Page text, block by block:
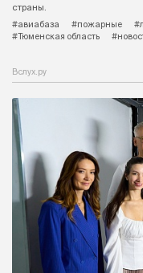
страны.
#авиабаза
#пожарные
#Тюменская область
Вслух.ру